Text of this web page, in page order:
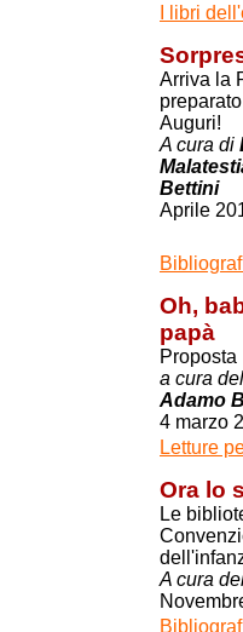
I libri
Arriva la
Auguri!
A cura di
Bettini
Aprile
Oh,
papà
a cura
Adamo
4 marzo
Letture
Ora lo
Le
A cura